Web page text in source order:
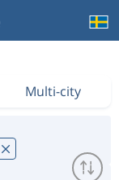
Multi-city